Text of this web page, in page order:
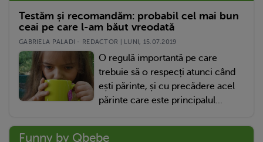
Testăm și recomandăm: probabil cel mai bun
ceai pe care l-am băut vreodată
GABRIELA PALADI - REDACTOR | LUNI, 15.07.2019
O regulă importantă pe care
trebuie să o respecți atunci când
ești părinte, și cu precădere acel
părinte care este principalul...
Funny by Qbebe